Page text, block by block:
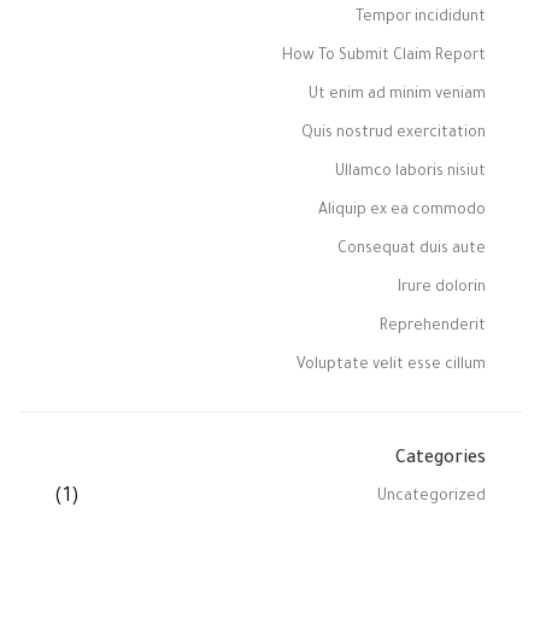
Tempor incididunt
How To Submit Claim Report
Ut enim ad minim veniam
Quis nostrud exercitation
Ullamco laboris nisiut
Aliquip ex ea commodo
Consequat duis aute
Irure dolorin
Reprehenderit
Voluptate velit esse cillum
Categories
Uncategorized
(1)